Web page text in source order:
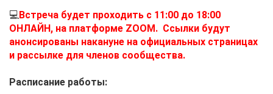
💻Встреча будет проходить с 11:00 до 18:00
ОНЛАЙН, на платформе ZOOM. Ссылки будут
анонсированы накануне на официальных страницах
и рассылке для членов сообщества.
Расписание работы: